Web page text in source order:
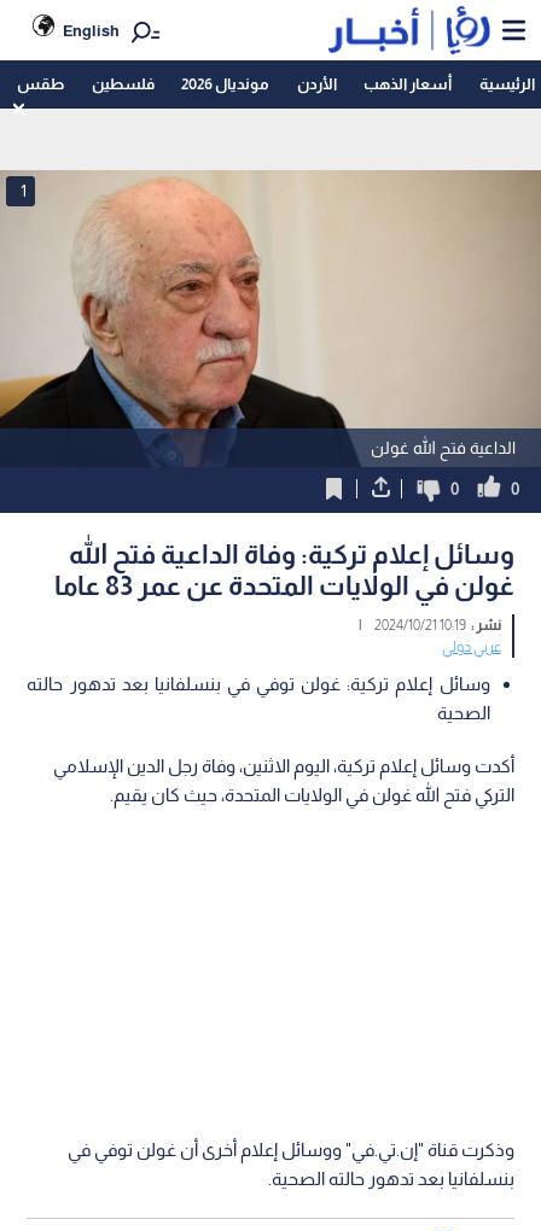
English
الرئيسية أسعار الذهب الأردن مونديال 2026 فلسطين طقس
الداعية فتح الله غولن
1
0
0
وسائل إعلام تركية: وفاة الداعية فتح الله
غولن في الولايات المتحدة عن عمر 83 عاما
نشر :10:19 2024/10/21
|
عربي دولي
وسائل إعلام تركية: غولن توفي في بنسلفانيا بعد تدهور حالته
الصحية
أكدت وسائل إعلام تركية، اليوم الاثنين، وفاة رجل الدين الإسلامي
التركي فتح الله غولن في الولايات المتحدة، حيث كان يقيم.
وذكرت قناة "إن.تي.في" ووسائل إعلام أخرى أن غولن توفي في
بنسلفانيا بعد تدهور حالته الصحية.